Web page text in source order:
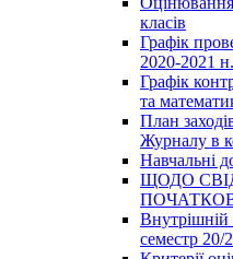
класів
Графік
2020-2021
Графік
та
План
Журналу в
Навчальні
ЩОДО
Внутрішній
семестр 20/